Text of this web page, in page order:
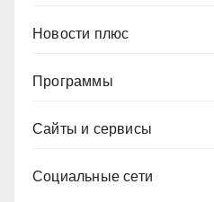
Новости плюс
Программы
Сайты и сервисы
Социальные сети